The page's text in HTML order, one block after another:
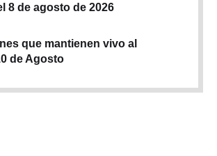
8 de agosto de 2026
que mantienen vivo al
de Agosto